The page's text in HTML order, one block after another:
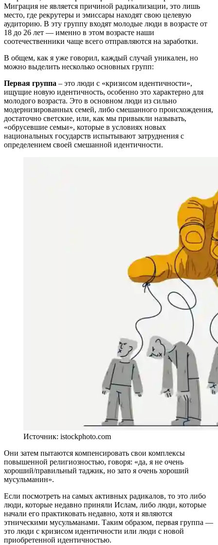
Миграция не является причиной радикализации, это лишь
место, где рекрутеры и эмиссары находят свою целевую
аудиторию. В эту группу входят молодые люди в возрасте от
18 до 26 лет — именно в этом возрасте наши
соотечественники чаще всего отправляются на заработки.
В общем, как я уже говорил, каждый случай уникален, но
можно выделить несколько основных групп:
Первая группа – это люди с «кризисом идентичности»,
ищущие новую идентичность, особенно это характерно для
молодого возраста. Это в основном люди из сильно
модернизированных семей, либо смешанного происхождения,
достаточно светские, или, как мы привыкли называть,
«обрусевшие семьи», которые в условиях новых
национальных государств испытывают затруднения с
определением своей смешанной идентичности.
Источник: istockphoto.com
Они затем пытаются компенсировать свои комплексы
повышенной религиозностью, говоря: «да, я не очень
хороший/правильный таджик, но зато я очень хороший
мусульманин».
Если посмотреть на самых активных радикалов, то это либо
люди, которые недавно приняли Ислам, либо люди, которые
начали его практиковать недавно, хотя и являются
этническими мусульманами. Таким образом, первая группа —
это люди с кризисом идентичности или люди с новой
приобретенной идентичностью.